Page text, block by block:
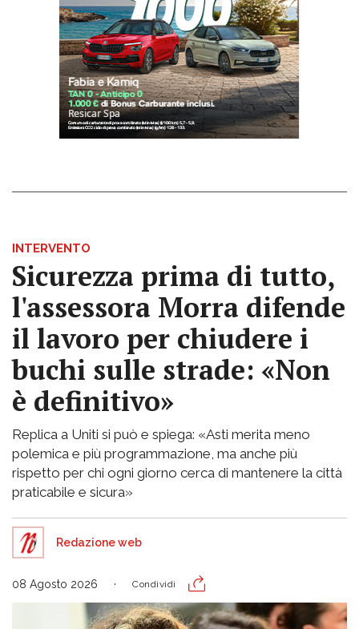
INTERVENTO
Sicurezza prima di tutto,
l'assessora Morra difende
il lavoro per chiudere i
buchi sulle strade: «Non
è definitivo»
Replica a Uniti si può e spiega: «Asti merita meno
polemica e più programmazione, ma anche più
rispetto per chi ogni giorno cerca di mantenere la città
praticabile e sicura»
Redazione web
08 Agosto 2026 Condividi